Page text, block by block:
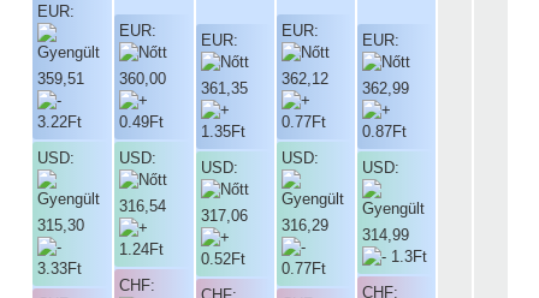
EUR:
359,51
USD:
315,30
EUR:
360,00
USD:
316,54
CHF:
EUR:
361,35
USD:
317,06
EUR:
362,12
USD:
316,29
EUR:
362,99
USD:
314,99
CHF: